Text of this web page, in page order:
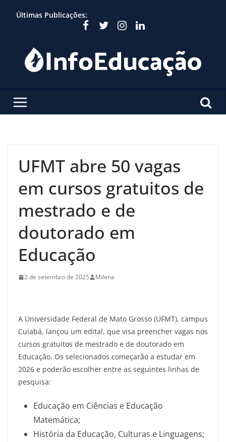
Últimas Publicações:
UFMT abre 50 vagas
em cursos gratuitos de
mestrado e de
doutorado em
Educação
2 de setembro de 2025 Milena
A Universidade Federal de Mato Grosso (UFMT), campus
Cuiabá, lançou um edital, que visa preencher vagas nos
cursos gratuitos de mestrado e de doutorado em
Educação. Os selecionados começarão a estudar em
2026 e poderão escolher entre as seguintes linhas de
pesquisa:
Educação em Ciências e Educação
Matemática;
História da Educação, Culturas e Linguagens;